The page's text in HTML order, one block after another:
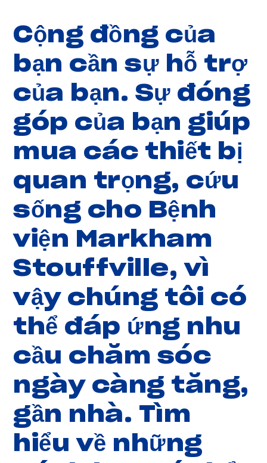
Cộng đồng của
bạn cần sự hỗ trợ
của bạn. Sự đóng
góp của bạn giúp
mua các thiết bị
quan trọng, cứu
sống cho Bệnh
viện Markham
Stouffville, vì
vậy chúng tôi có
thể đáp ứng nhu
cầu chăm sóc
ngày càng tăng,
gần nhà. Tìm
hiểu về những